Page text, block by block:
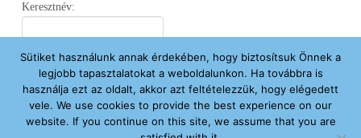
Keresztnév:
Email:
Elfogadom az Adatvédelmi Nyilatkozatot .
Sütiket használunk annak érdekében, hogy biztosítsuk Önnek a
legjobb tapasztalatokat a weboldalunkon. Ha továbbra is
használja ezt az oldalt, akkor azt feltételezzük, hogy elégedett
vele. We use cookies to provide the best experience on our
website. If you continue on this site, we assume that you are